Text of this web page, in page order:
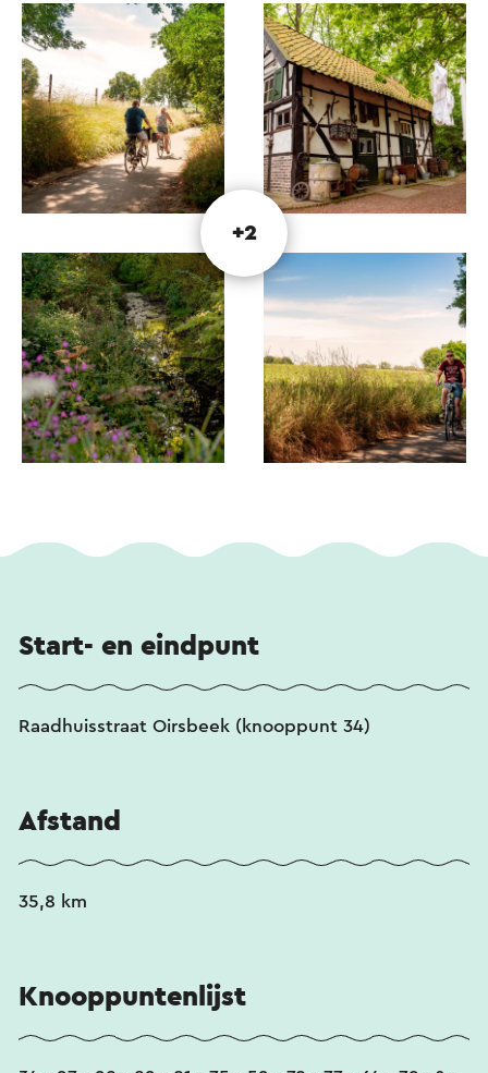
QR-codes op de informatiezuilen.
Ook een andere Beekdaelenroute fietslus
ontdekken? Bekijk dan ook de Noord-lus en Zuid-
Lus. Of verleng de Beekdaelenroute op je eigen
manier met behulp van de
verbindingsfietsknooppunten 88, 87 en 83.
Naast de online route is er ook een
Beekdaelenroute fietskaart. Deze is kosteloos
verkrijgbaar bij alle Visit Zuid-Limburg
vestigingen. Op de kaart staat extra informatie
over de gemeente Beekdaelen en leuke
afstaptips.
Kijk voor meer informatie op beekdaelenroute.nl
+2
Start- en eindpunt
Raadhuisstraat Oirsbeek (knooppunt 34)
Afstand
35,8 km
Knooppuntenlijst